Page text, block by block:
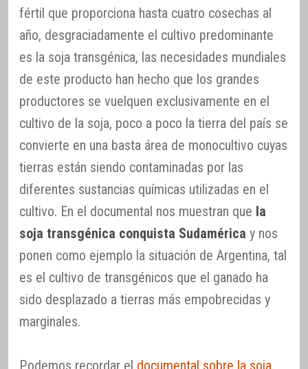
fértil que proporciona hasta cuatro cosechas al
año, desgraciadamente el cultivo predominante
es la soja transgénica, las necesidades mundiales
de este producto han hecho que los grandes
productores se vuelquen exclusivamente en el
cultivo de la soja, poco a poco la tierra del país se
convierte en una basta área de monocultivo cuyas
tierras están siendo contaminadas por las
diferentes sustancias químicas utilizadas en el
cultivo. En el documental nos muestran que la
soja transgénica conquista Sudamérica y nos
ponen como ejemplo la situación de Argentina, tal
es el cultivo de transgénicos que el ganado ha
sido desplazado a tierras más empobrecidas y
marginales.
Podemos recordar el documental sobre la soja